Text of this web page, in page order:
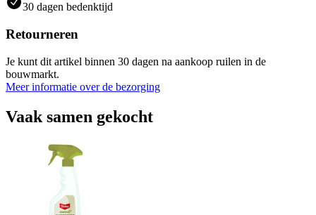
30 dagen bedenktijd
Retourneren
Je kunt dit artikel binnen 30 dagen na aankoop ruilen in de
bouwmarkt.
Meer informatie over de bezorging
Vaak samen gekocht